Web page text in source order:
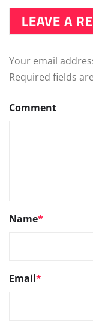
LEAVE A
Your email
Required fields
Comment
Name*
Email*